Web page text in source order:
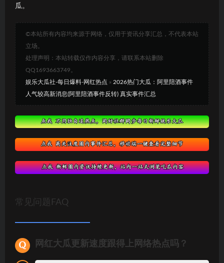
瓜。
©本站所有内容均来源于网络，仅用于资讯分享汇总，不代表本站
立场。
处理声明：本站转载仅作内容分享，请联系本站删除
QQ1693663749。
娱乐大瓜社-每日爆料-网红热点 » 2026热门大瓜：阿里陪酒事件
人气较高新消息(阿里陪酒事件反转) 真实事件汇总
常见问题FAQ
网红大瓜更新速度跟得上网络热点吗？